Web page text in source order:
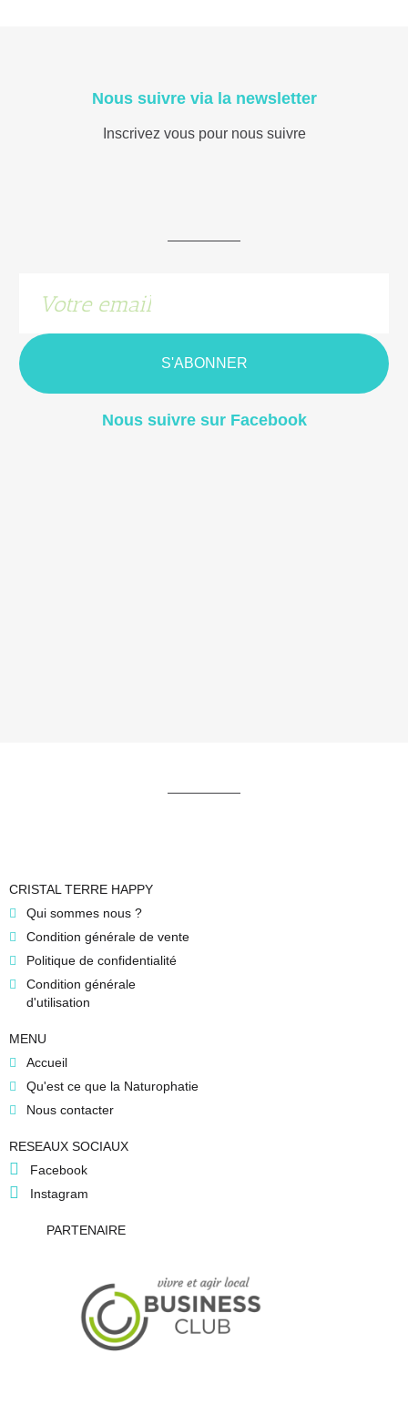
Nous suivre via la newsletter
Inscrivez vous pour nous suivre
S'ABONNER
Nous suivre sur Facebook
CRISTAL TERRE HAPPY
Qui sommes nous ?
Condition générale de vente
Politique de confidentialité
Condition générale
d'utilisation
MENU
Accueil
Qu'est ce que la Naturophatie
Nous contacter
RESEAUX SOCIAUX
Facebook
Instagram
PARTENAIRE